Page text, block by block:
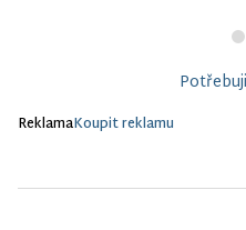
ReklamaKoupit reklamu